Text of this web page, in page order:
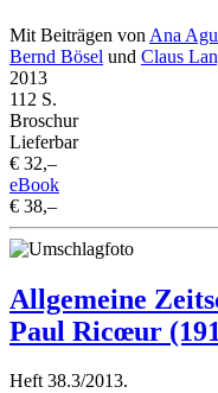
Mit Beiträgen von Ana
Bernd Bösel und Claus
2013
112 S.
Broschur
Lieferbar
€ 32,–
eBook
€ 38,–
Allgemeine
Paul Ricœur
Heft 38.3/2013.